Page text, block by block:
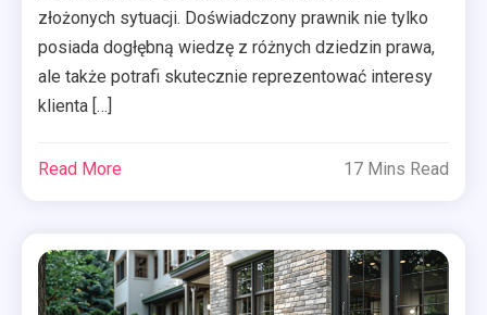
złożonych sytuacji. Doświadczony prawnik nie tylko
posiada dogłębną wiedzę z różnych dziedzin prawa,
ale także potrafi skutecznie reprezentować interesy
klienta […]
Read More 17 Mins Read